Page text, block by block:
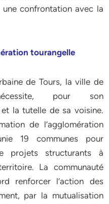
confrontation avec la
tourangelle
de Tours, la ville de
nécessite, pour son
la tutelle de sa voisine.
de l’agglomération
19 communes pour
projets structurants à
La communauté
renforcer l’action des
par la mutualisation